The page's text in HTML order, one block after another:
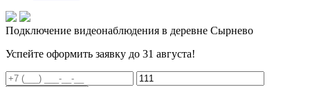
Подключение видеонаблюдения в деревне Сырнево
Успейте оформить заявку до 31 августа!